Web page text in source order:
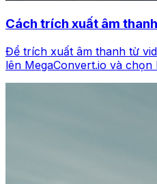
Cách trích xuất âm
Để trích xuất âm thanh từ
lên MegaConvert.io và